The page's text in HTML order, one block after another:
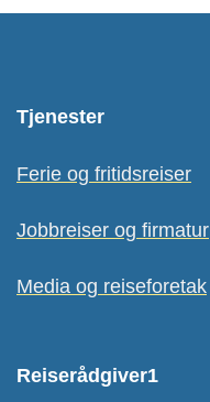
Tjenester
Ferie og fritidsreiser
Jobbreiser og firmatur
Media og reiseforetak
Reiserådgiver1